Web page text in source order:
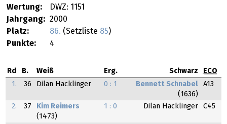
Wertung:
DWZ: 1151
Jahrgang: 2000
Platz:
86. (Setzliste 85)
Punkte:
4
Rd B. Weiß Erg. Schwarz
ECO
1.
36 Dilan Hacklinger 0 : 1
Bennett Schnabel
(1636)
A13
2. 37
Kim Reimers
(1473)
1 : 0 Dilan Hacklinger C45